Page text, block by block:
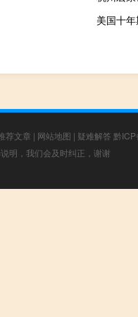
美国十
荐文章 | 网站地图 | 疑难解答 黔
明，我们会及时纠正，谢谢